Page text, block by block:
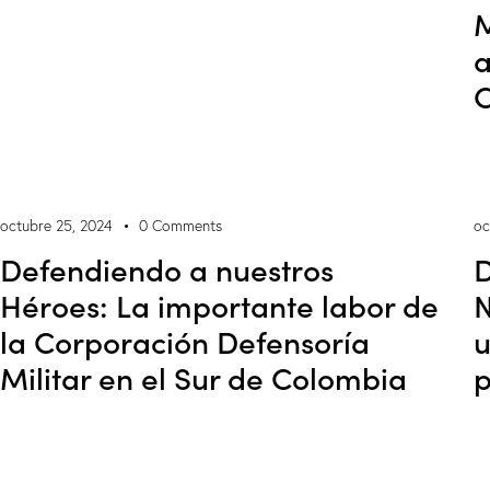
octubre 25, 2024 0 Comments
Defendiendo a nuestros
Héroes: La importante labor de
la Corporación Defensoría
Militar en el Sur de Colombia